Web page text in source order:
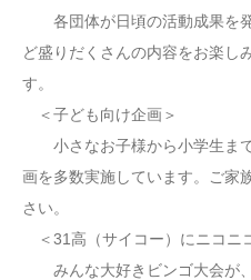
各団体が日頃の活動成果を
ど盛りだくさんの内容をお楽し
す。
＜子ども向け企画＞
小さなお子様から小学生ま
画を多数実施しています。ご家
さい。
＜31高（サイコー）にニコニ
みんな大好きビンゴ大会が